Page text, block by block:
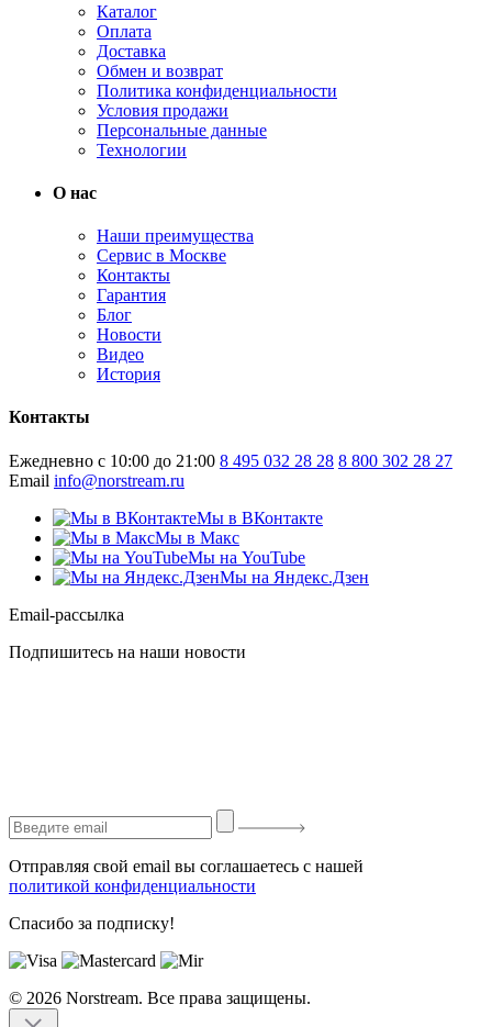
Каталог
Оплата
Доставка
Обмен и возврат
Политика конфиденциальности
Условия продажи
Персональные данные
Технологии
О нас
Наши преимущества
Сервис в Москве
Контакты
Гарантия
Блог
Новости
Видео
История
Контакты
Ежедневно с 10:00 до 21:00 8 495 032 28 28 8 800 302 28 27
Email info@norstream.ru
Мы в ВКонтакте
Мы в Макс
Мы на YouTube
Мы на Яндекс.Дзен
Email-рассылка
Подпишитесь на наши новости
Отправляя свой email вы соглашаетесь с нашей
политикой конфиденциальности
Спасибо за подписку!
© 2026 Norstream. Все права защищены.